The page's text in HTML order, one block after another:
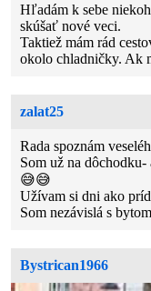
Hľadám k sebe
skúšať nové veci.
Taktiež mám rád
okolo chladničky. Ak
zalat25
Rada spoznám
Som už na
😅😅
Užívam si dni ako
Som nezávislá s
Bystrican1966